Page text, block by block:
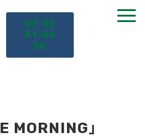
03-35
41-86
56
MORNING」